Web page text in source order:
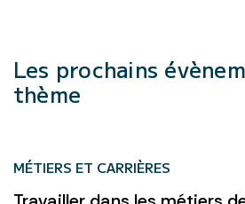
Les prochains
thème
MÉTIERS ET CARRIÈRES